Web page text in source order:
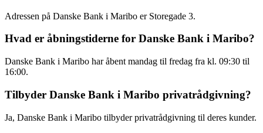
Adressen på Danske Bank i Maribo er Storegade 3.
Hvad er åbningstiderne for Danske Bank i Maribo?
Danske Bank i Maribo har åbent mandag til fredag fra kl. 09:30 til
16:00.
Tilbyder Danske Bank i Maribo privatrådgivning?
Ja, Danske Bank i Maribo tilbyder privatrådgivning til deres kunder.